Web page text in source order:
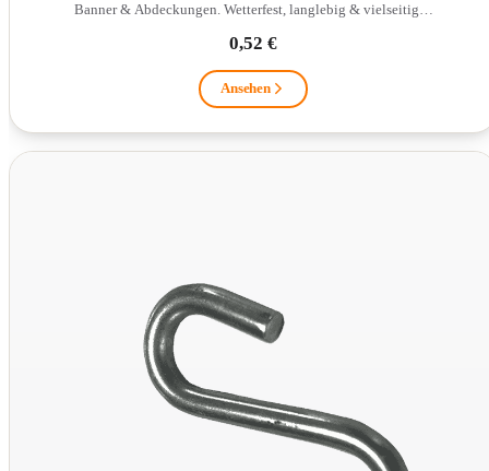
Banner & Abdeckungen. Wetterfest, langlebig & vielseitig…
0,52 €
Ansehen